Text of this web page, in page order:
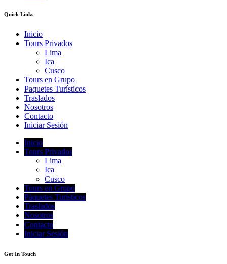
Quick Links
Inicio
Tours Privados
Lima
Ica
Cusco
Tours en Grupo
Paquetes Turísticos
Traslados
Nosotros
Contacto
Iniciar Sesión
Inicio
Tours Privados
Lima
Ica
Cusco
Tours en Grupo
Paquetes Turísticos
Traslados
Nosotros
Contacto
Iniciar Sesión
Get In Touch